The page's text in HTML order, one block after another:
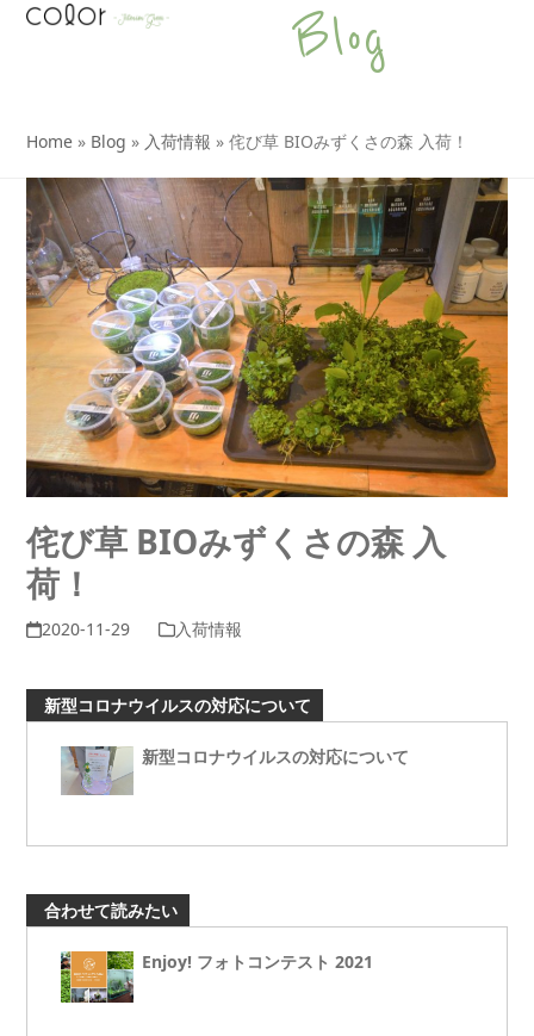
SkipOpen
Close
Blog
Home » Blog » 入荷情報 »侘び草 BIOみずくさの森 入荷！
侘び草 BIOみずくさの森 入
荷！
2020-11-29 入荷情報
新型コロナウイルスの対応について
新型コロナウイルスの対応について
合わせて読みたい
Enjoy! フォトコンテスト 2021